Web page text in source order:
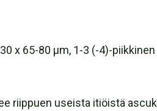
x 65-80 µm, 1-3 (-4)-
riippuen useista itiöistä